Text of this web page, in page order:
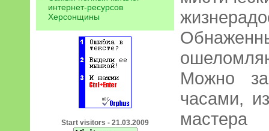
интернет-ресурсов
Херсонщины
Start visitors - 21.03.2009
Можно
часами,